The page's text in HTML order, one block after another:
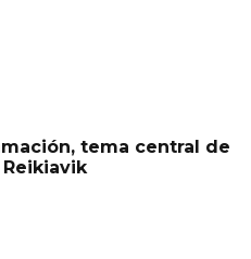
tema central de